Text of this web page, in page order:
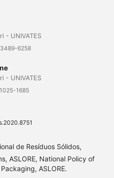
- UNIVATES
6258
- UNIVATES
1685
de Resíduos Sólidos,
ASLORE, National Policy of
ASLORE.